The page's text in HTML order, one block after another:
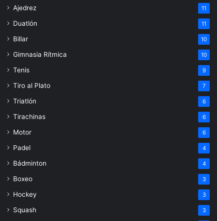
Ajedrez 11
Duatlón 11
Billar 10
Gimnasia Rítmica 10
Tenis 9
Tiro al Plato 7
Triatlón 6
Tirachinas 6
Motor 6
Padel 4
Bádminton 4
Boxeo 3
Hockey 3
Squash 3